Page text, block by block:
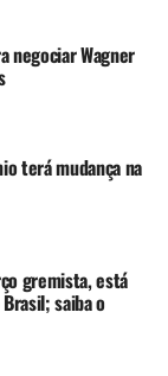
e Kannemann;
Bitello,
Hugo
Júnior
negociar Wagner
terá mudança na
gremista, está
saiba o